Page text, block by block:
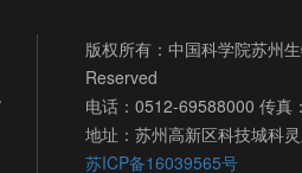
版权所有：中国科学院苏州
Reserved
电话：0512-69588000 传真
地址：苏州高新区科技城科
苏ICP备16039565号